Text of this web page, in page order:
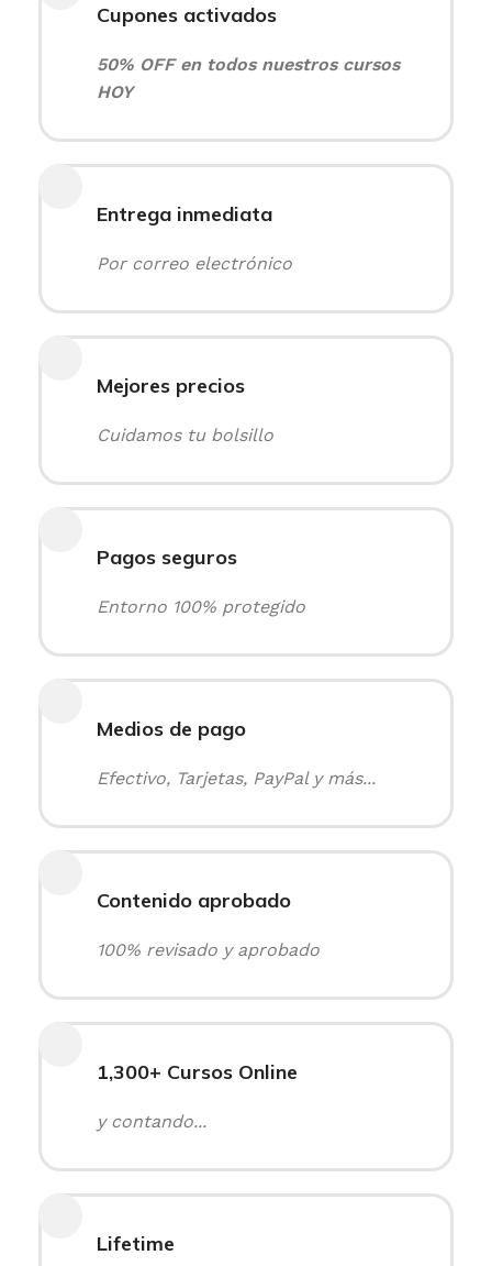
Cupones activados
50% OFF en todos nuestros cursos
HOY
Entrega inmediata
Por correo electrónico
Mejores precios
Cuidamos tu bolsillo
Pagos seguros
Entorno 100% protegido
Medios de pago
Efectivo, Tarjetas, PayPal y más...
Contenido aprobado
100% revisado y aprobado
1,300+ Cursos Online
y contando...
Lifetime